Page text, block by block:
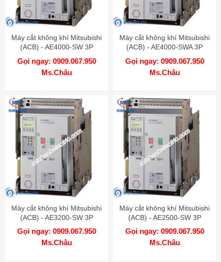
Máy cắt không khí Mitsubishi
(ACB) - AE4000-SW 3P
4000A 130kA DR
Gọi ngay: 0909.067.950
Ms.Châu
Máy cắt không khí Mitsubishi
(ACB) - AE4000-SWA 3P
4000A 100kA DR
Gọi ngay: 0909.067.950
Ms.Châu
Máy cắt không khí Mitsubishi
(ACB) - AE3200-SW 3P
3200A 100kA DR
Gọi ngay: 0909.067.950
Ms.Châu
Máy cắt không khí Mitsubishi
(ACB) - AE2500-SW 3P
2500A 100kA DR
Gọi ngay: 0909.067.950
Ms.Châu